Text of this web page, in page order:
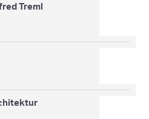
Treml